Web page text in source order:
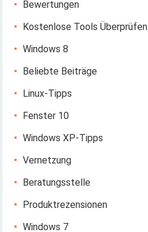
Bewertungen
Kostenlose Tools Überprüfen
Windows 8
Beliebte Beiträge
Linux-Tipps
Fenster 10
Windows XP-Tipps
Vernetzung
Beratungsstelle
Produktrezensionen
Windows 7